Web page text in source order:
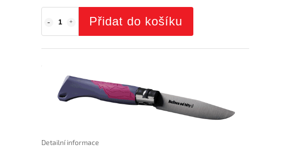
Přidat do košíku
Detailní informace